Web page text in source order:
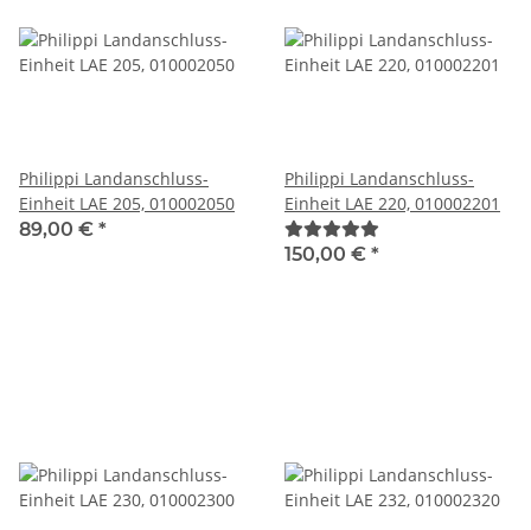
Philippi Landanschluss-
Einheit LAE 205, 010002050
89,00 € *
Philippi Landanschluss-
Einheit LAE 220, 010002201
150,00 € *